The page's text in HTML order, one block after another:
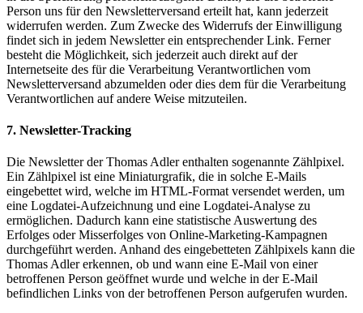
Person uns für den Newsletterversand erteilt hat, kann jederzeit
widerrufen werden. Zum Zwecke des Widerrufs der Einwilligung
findet sich in jedem Newsletter ein entsprechender Link. Ferner
besteht die Möglichkeit, sich jederzeit auch direkt auf der
Internetseite des für die Verarbeitung Verantwortlichen vom
Newsletterversand abzumelden oder dies dem für die Verarbeitung
Verantwortlichen auf andere Weise mitzuteilen.
7. Newsletter-Tracking
Die Newsletter der Thomas Adler enthalten sogenannte Zählpixel.
Ein Zählpixel ist eine Miniaturgrafik, die in solche E-Mails
eingebettet wird, welche im HTML-Format versendet werden, um
eine Logdatei-Aufzeichnung und eine Logdatei-Analyse zu
ermöglichen. Dadurch kann eine statistische Auswertung des
Erfolges oder Misserfolges von Online-Marketing-Kampagnen
durchgeführt werden. Anhand des eingebetteten Zählpixels kann die
Thomas Adler erkennen, ob und wann eine E-Mail von einer
betroffenen Person geöffnet wurde und welche in der E-Mail
befindlichen Links von der betroffenen Person aufgerufen wurden.